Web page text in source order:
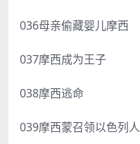
036母亲偷藏婴儿摩西
037摩西成为王子
038摩西逃命
039摩西蒙召领以色列人